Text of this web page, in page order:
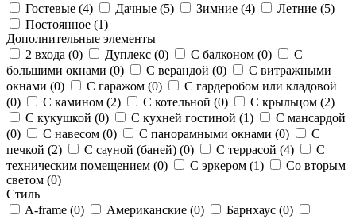
Гостевые (4) Дачные (5) Зимние (4) Летние (5)
Постоянное (1)
Дополнительные элементы
2 входа (0) Дуплекс (0) С балконом (0)
С
большими окнами (0) С верандой (0)
С витражными
окнами (0) С гаражом (0)
С гардеробом или кладовой
(0) С камином (2) С котельной (0) С крыльцом (2)
С кукушкой (0) С кухней гостиной (1)
С мансардой
(0) С навесом (0) С панорамными окнами (0)
С
печкой (2) С сауной (баней) (0) С террасой (4)
С
техническим помещением (0) С эркером (1)
Со вторым
светом (0)
Стиль
A-frame (0) Американские (0) Барнхаус (0)